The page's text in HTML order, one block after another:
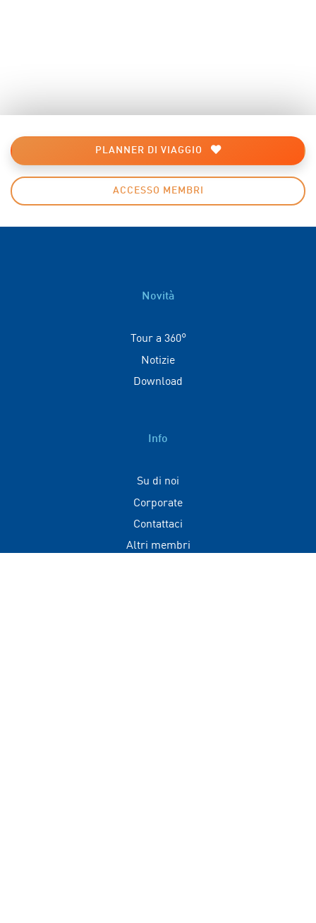
PLANNER DI VIAGGIO
ACCESSO MEMBRI
Novità
Tour a 360°
Notizie
Download
Info
Su di noi
Corporate
Contattaci
Altri membri